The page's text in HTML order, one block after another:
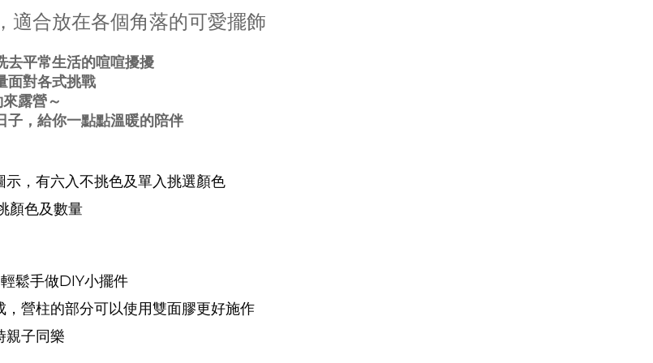
適合放在各個角落的可愛擺飾
去平常生活的喧喧擾擾
面對各式挑戰
露營～
子 ，給你一點點溫暖的陪伴
示 ，有六入不挑色及單入挑選顏色
顏色及數量
鬆手做DIY小擺件
營柱的部分可以使用雙面膠更好施作
親子同樂